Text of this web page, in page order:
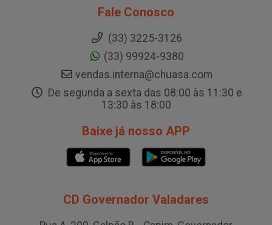
Fale Conosco
(33) 3225-3126
(33) 99924-9380
vendas.interna@chuasa.com
De segunda a sexta das 08:00 às 11:30 e
13:30 às 18:00
Baixe já nosso APP
CD Governador Valadares